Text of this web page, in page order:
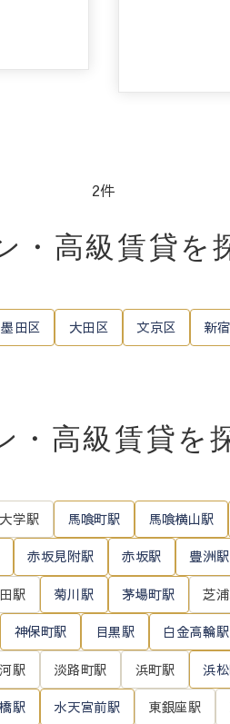
2件
・高級賃貸を
墨田区 大田区 文京区 新
・高級賃貸を
学駅 馬喰町駅 馬喰横山駅
赤坂見附駅 赤坂駅 豊洲駅
駅 菊川駅 茅場町駅 芝
神保町駅 目黒駅 白金高輪駅
駅 淡路町駅 浜町駅 浜
駅 水天宮前駅 東銀座駅